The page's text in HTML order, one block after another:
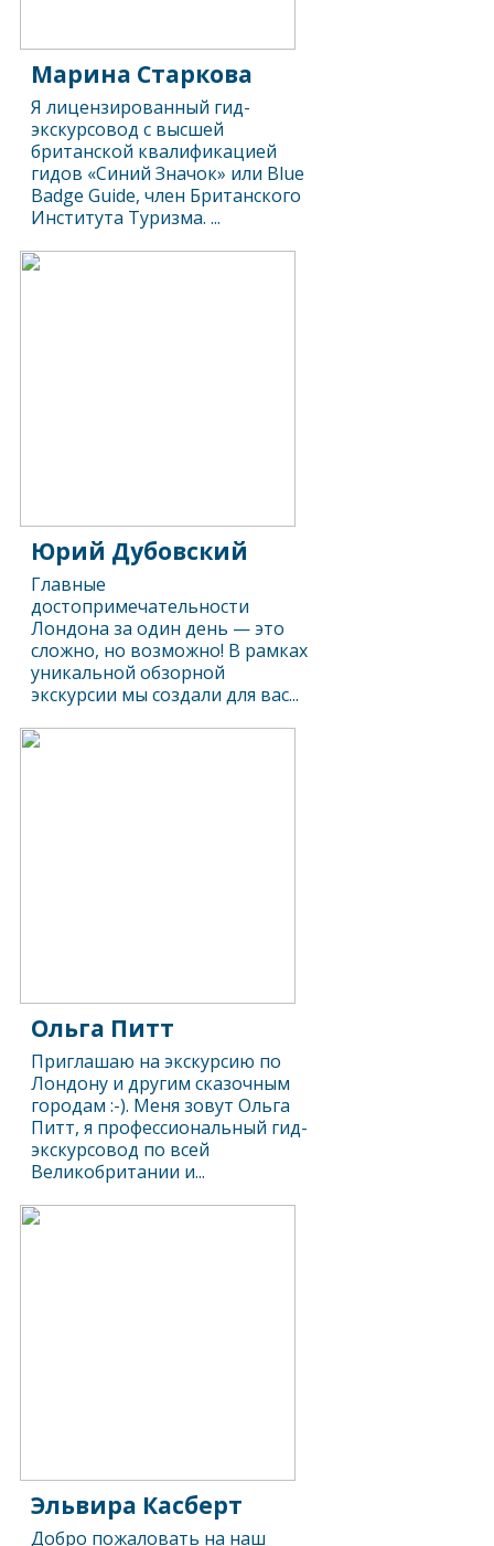
Марина Старкова
Я лицензированный гид-
экскурсовод с высшей
британской квалификацией
гидов «Синий Значок» или Blue
Badge Guide, член Британского
Института Туризма. ...
Юрий Дубовский
Главные
достопримечательности
Лондона за один день — это
сложно, но возможно! В рамках
уникальной обзорной
экскурсии мы создали для вас...
Ольга Питт
Приглашаю на экскурсию по
Лондону и другим сказочным
городам :-). Меня зовут Ольга
Питт, я профессиональный гид-
экскурсовод по всей
Великобритании и...
Эльвира Касберт
Добро пожаловать на наш